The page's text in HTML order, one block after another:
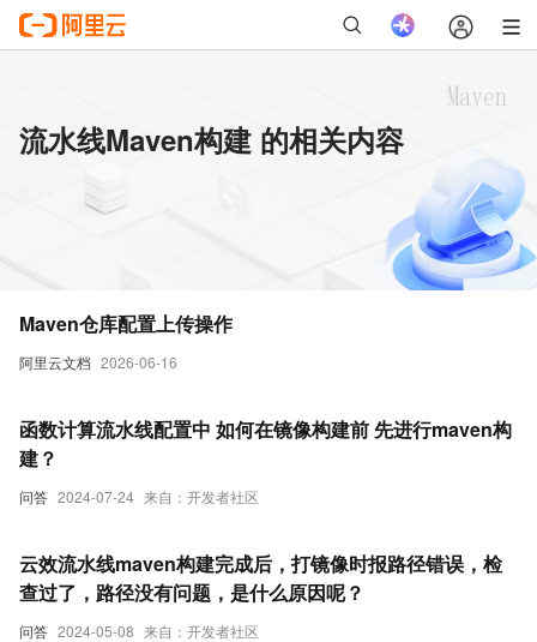
流水线Maven构建 的相关内容
阿里云文档 2026-06-16
Maven仓库配置上传操作
问答 2024-07-24 来自：开发者社区
函数计算流水线配置中 如何在镜像构建前 先进行maven构
建？
问答 2024-05-08 来自：开发者社区
云效流水线maven构建完成后，打镜像时报路径错误，检
查过了，路径没有问题，是什么原因呢？